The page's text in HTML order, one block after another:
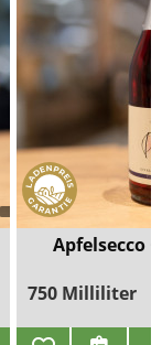
Apfelsecco
750 Milliliter